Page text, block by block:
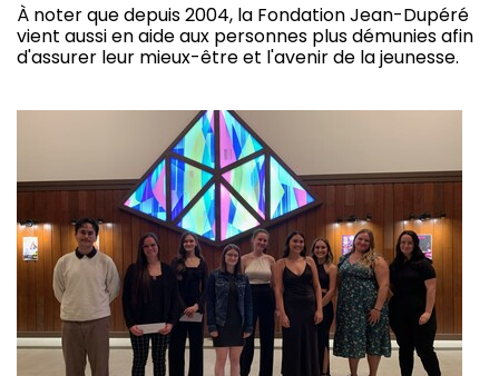
À noter que depuis 2004, la Fondation Jean-Dupéré
vient aussi en aide aux personnes plus démunies afin
d'assurer leur mieux-être et l'avenir de la jeunesse.